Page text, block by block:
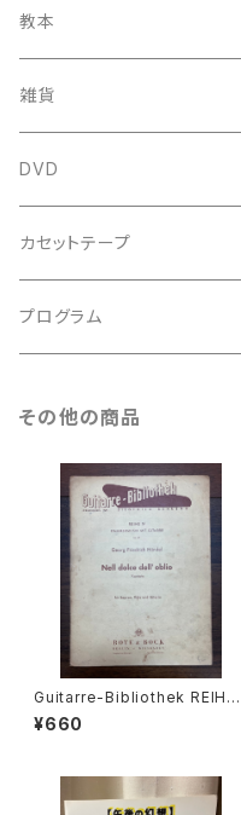
鍋島元子関連LP
中古LP
中古本
新古本
古楽以外
中古本
中古本
古楽関係
スコア
鍵盤用
古楽以外
スコア
教本
古楽関係
古楽以外
雑貨
トートバッグ
バロック
ルネサンス
DVD
古楽
古楽以外
カセットテープ
古楽
プログラム
古楽以外
その他の商品
Guitarre-Bibliothek REIHE
Ⅳ KAMMEMUSIK MIT GITA
RRE Nr.47 Nell dolce dell'o
g Friedrich Händel】出版社：
BOTE&BOCK BERLIN・WIES
¥660